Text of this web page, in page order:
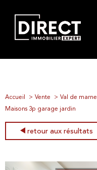
Accueil Vente Val de marne
Maisons 3p garage jardin
retour aux résultats